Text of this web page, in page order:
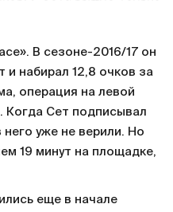
В сезоне-2016/17 он
и набирал 12,8 очков за
операция на левой
Когда Сет подписывал
уже не верили. Но
19 минут на площадке,
еще в начале